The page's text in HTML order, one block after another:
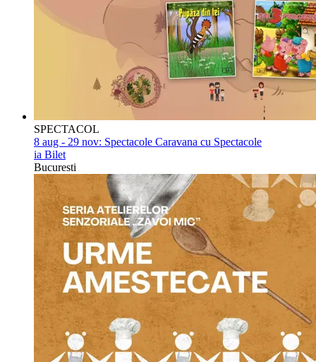
SPECTACOL
8 aug - 29 nov: Spectacole Caravana cu Spectacole
ia Bilet
Bucuresti